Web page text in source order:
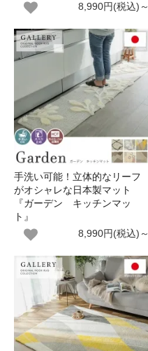
8,990円(税込)～
手洗い可能！立体的なリーフ
がオシャレな日本製マット
『ガーデン キッチンマッ
ト』
8,990円(税込)～